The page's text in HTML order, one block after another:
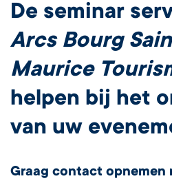
De seminar
Arcs Bourg
Maurice
helpen bij het
van uw
Graag contact opnemen